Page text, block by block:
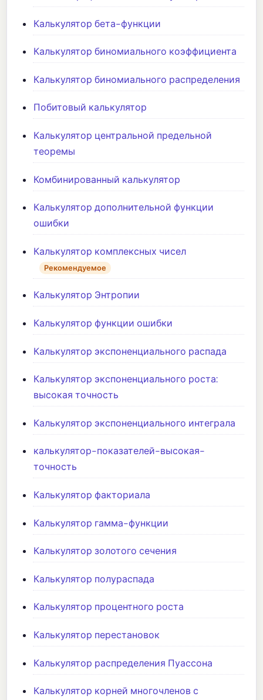
Калькулятор бета-функции
Калькулятор биномиального коэффициента
Калькулятор биномиального распределения
Побитовый калькулятор
Калькулятор центральной предельной
теоремы
Комбинированный калькулятор
Калькулятор дополнительной функции
ошибки
Калькулятор комплексных чисел
Рекомендуемое
Калькулятор Энтропии
Калькулятор функции ошибки
Калькулятор экспоненциального распада
Калькулятор экспоненциального роста:
высокая точность
Калькулятор экспоненциального интеграла
калькулятор-показателей-высокая-
точность
Калькулятор факториала
Калькулятор гамма-функции
Калькулятор золотого сечения
Калькулятор полураспада
Калькулятор процентного роста
Калькулятор перестановок
Калькулятор распределения Пуассона
Калькулятор корней многочленов с